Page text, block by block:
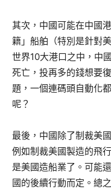
其次，中國可能在中國
籍」船舶（特別是針對
世界10大港口之中，中
死亡，投再多的錢想要
題，一個連碼頭自動化
呢？
最後，中國除了制裁美
例如制裁美國製造的飛
是美國造船業了。可能
國的後續行動而定。總